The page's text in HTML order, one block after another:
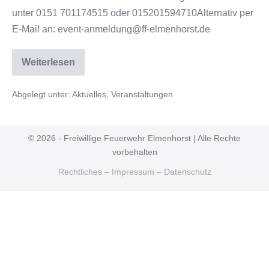
unter 0151 701174515 oder 015201594710Alternativ per
E-Mail an: event-anmeldung@ff-elmenhorst.de
Weiterlesen
Abgelegt unter: Aktuelles, Veranstaltungen
© 2026 - Freiwillige Feuerwehr Elmenhorst | Alle Rechte
vorbehalten
Rechtliches – Impressum – Datenschutz